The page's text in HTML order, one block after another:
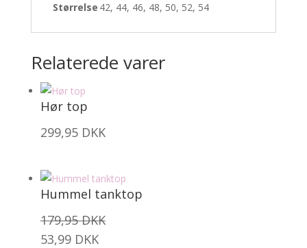
Størrelse 42, 44, 46, 48, 50, 52, 54
Relaterede varer
Hør top
299,95 DKK
Hummel tanktop
179,95DKK
53,99 DKK